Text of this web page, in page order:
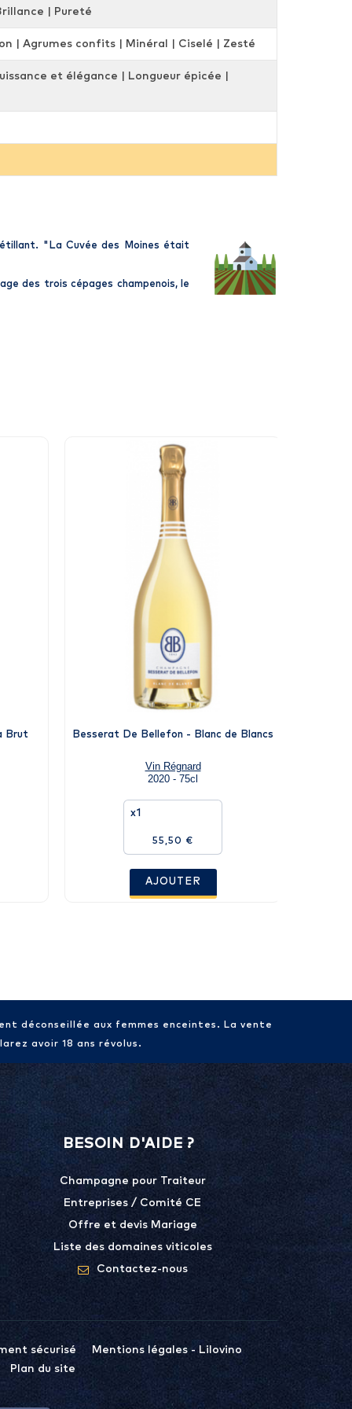
| Pureté
| Agrumes confits | Minéral | Ciselé | Zesté
et élégance | Longueur épicée |
"LaCuvée des Moines était
des trois cépages champenois, le
Brut Besserat De Bellefon - Blanc de Blancs
Vin Régnard
2020 - 75cl
x1
55,50 €
AJOUTER
déconseillée aux femmes enceintes. La vente
avoir 18 ans révolus.
BESOIN D'AIDE ?
Champagne pour Traiteur
Entreprises / Comité CE
Offre et devis Mariage
Liste des domaines viticoles
Contactez-nous
sécurisé
Mentions légales - Lilovino
Plan du site